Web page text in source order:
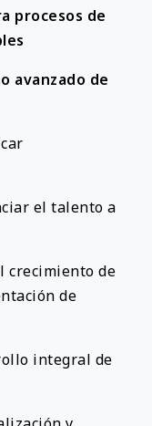
procesos de
avanzado de
el talento a
crecimiento de
de
integral de